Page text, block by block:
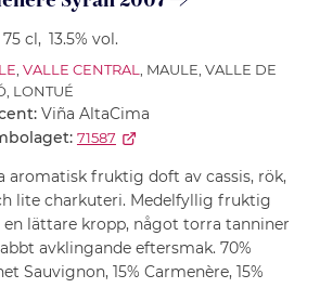
75 cl , 13.5% vol.
, VALLE CENTRAL, MAULE, VALLE DE
LONTUÉ
Viña AltaCima
71587
aromatisk fruktig doft av cassis, rök,
lite charkuteri. Medelfyllig fruktig
en lättare kropp, något torra tanniner
avklingande eftersmak. 70%
Sauvignon, 15% Carmenère, 15%